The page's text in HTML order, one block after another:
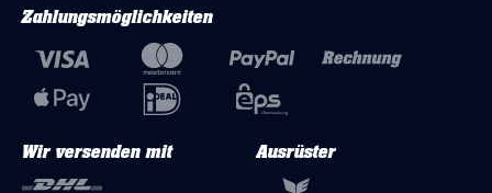
Zahlungsmöglichkeiten
Wir versenden mit Ausrüster